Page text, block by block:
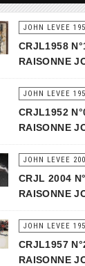
JOHN LEVEE
CRJL1958
RAISONNE
JOHN LEVEE
CRJL1952
RAISONNE
JOHN LEVEE
CRJL 2004
RAISONNE
JOHN LEVEE
CRJL1957
RAISONNE